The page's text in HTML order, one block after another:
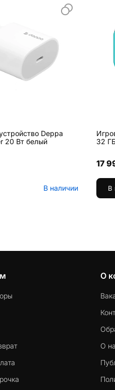
Deppa
20 Вт белый
В наличии
32
17
В
О
О